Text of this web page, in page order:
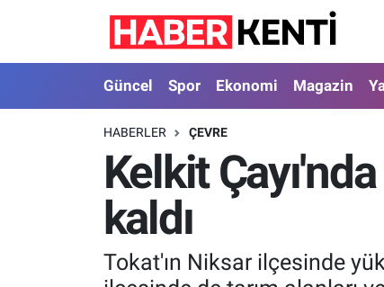
Güncel Spor Ekonomi Magazin
HABERLER ÇEVRE
Kelkit
kaldı
Tokat'ın Niksar ilçesinde
Güncel
Spor
Ekonomi
Nöbetçi Eczaneler
Hava Durumu
İstanbul Namaz Vakitleri
Trafik Durumu
Süper Lig Puan Durumu ve Fikstür